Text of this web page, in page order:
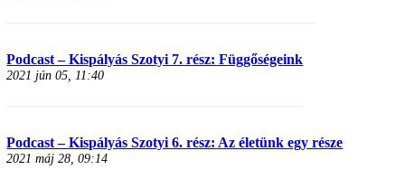
Podcast – Kispályás Szotyi 7. rész: Függőségeink
2021 jún 05, 11:40
Podcast – Kispályás Szotyi 6. rész: Az életünk egy része
2021 máj 28, 09:14